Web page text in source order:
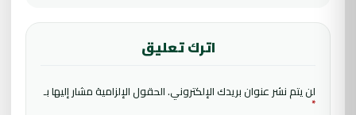
اترك تعليق
لن يتم نشر عنوان بريدك الإلكتروني.الحقول الإلزامية مشار إليها بـ
*